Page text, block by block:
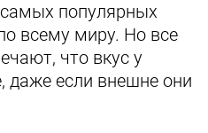
популярных
всему миру. Но все
что вкус у
даже если внешне они